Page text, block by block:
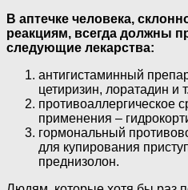
В аптечке человека,
реакциям, всегда должны
следующие лекарства:
антигистаминный
цетиризин, лоратадин и
противоаллергическое
применения –
гормональный
для купирования
преднизолон.